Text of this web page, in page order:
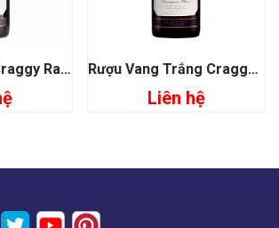
Rượu Vang Đỏ Craggy Range Te Muna Road Vineyard Pinot Noir Rượu Vang Trắng Craggy Range Te Muna Sauvignon Blanc
Liên hệ